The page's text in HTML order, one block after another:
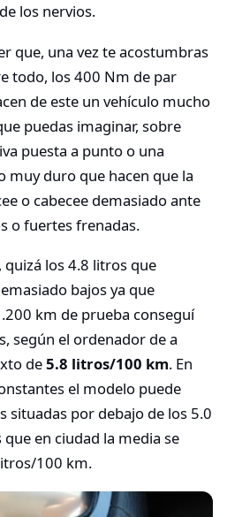
los nervios.
que, una vez te acostumbras
todo, los 400 Nm de par
de este un vehículo mucho
puedas imaginar, sobre
puesta a punto o una
muy duro que hacen que la
o cabecee demasiado ante
o fuertes frenadas.
quizá los 4.8 litros que
bajos ya que
km de prueba conseguí
según el ordenador de a
de5.8 litros/100 km. En
el modelo puede
situadas por debajo de los 5.0
en ciudad la media se
100 km.